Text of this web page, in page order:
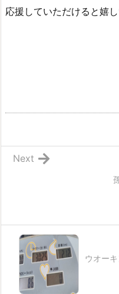
応援していただけると嬉し
Next
ウオー